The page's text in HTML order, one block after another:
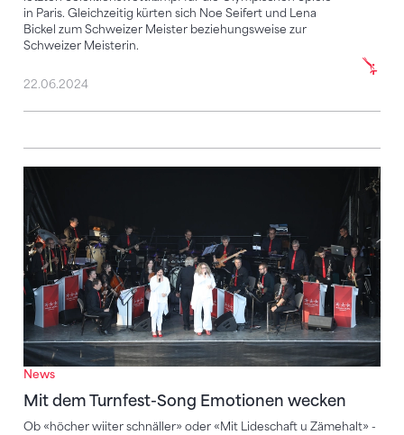
in Paris. Gleichzeitig kürten sich Noe Seifert und Lena
Bickel zum Schweizer Meister beziehungsweise zur
Schweizer Meisterin.
22.06.2024
News
Mit dem Turnfest-Song Emotionen wecken
Ob «höcher wiiter schnäller» oder «Mit Lideschaft u Zämehalt» -